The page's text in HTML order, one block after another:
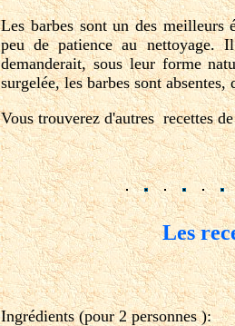
Les barbes sont un des meilleurs
peu de patience au nettoyage.
demanderait, sous leur forme
surgelée, les barbes sont
Vous trouverez d'autres recettes
Les
Ingrédients (pour 2 personnes ):